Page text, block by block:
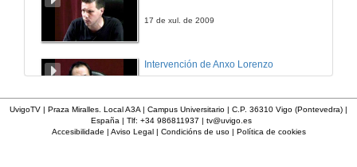
17 de xul. de 2009
Intervención de Anxo Lorenzo
Intervención de Maria Xosé
UvigoTV | Praza Miralles. Local A3A | Campus Universitario | C.P. 36310 Vigo (Pontevedra) |
España | Tlf: +34 986811937 | tv@uvigo.es
Accesibilidade | Aviso Legal| Condicións de uso| Política de cookies